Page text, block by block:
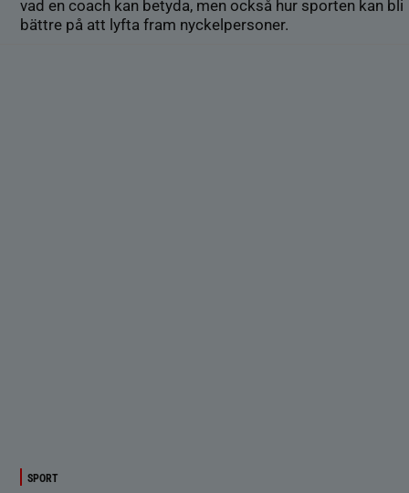
vad en coach kan betyda, men också hur sporten kan bli
bättre på att lyfta fram nyckelpersoner.
SPORT